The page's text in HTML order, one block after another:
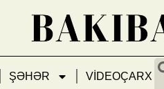
ŞƏHƏR VİDEOÇARX